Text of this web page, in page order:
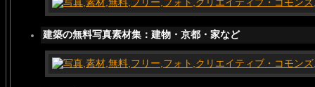
建築の無料写真素材集：建物・京都・家など